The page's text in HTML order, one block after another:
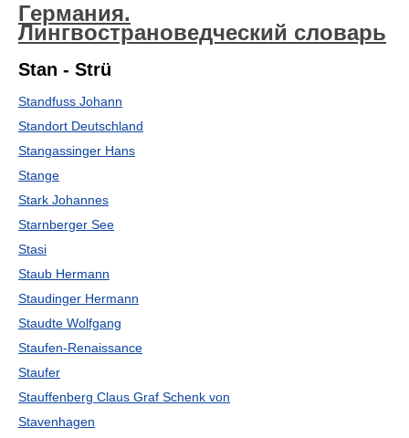
Германия.
Лингвострановедческий словарь
Stan - Strü
Standfuss Johann
Standort Deutschland
Stangassinger Hans
Stange
Stark Johannes
Starnberger See
Stasi
Staub Hermann
Staudinger Hermann
Staudte Wolfgang
Staufen-Renaissance
Staufer
Stauffenberg Claus Graf Schenk von
Stavenhagen